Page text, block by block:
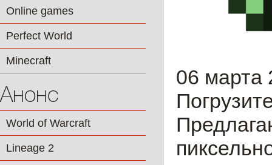
Online games
Perfect World
Minecraft
Анонс
World of Warcraft
Lineage 2
06 марта